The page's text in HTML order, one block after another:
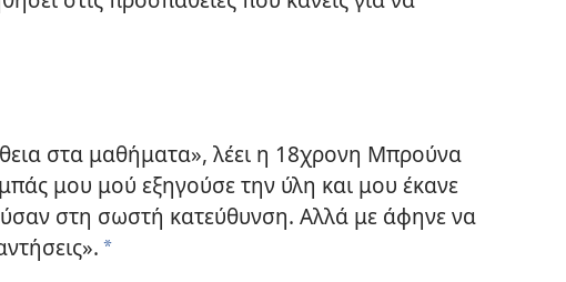
στα μαθήματα», λέει η 18χρονη Μπρούνα
μου μού εξηγούσε την ύλη και μου έκανε
στη σωστή κατεύθυνση. Αλλά με άφηνε να
*